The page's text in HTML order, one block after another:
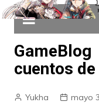
cuentos
Yukha mayo